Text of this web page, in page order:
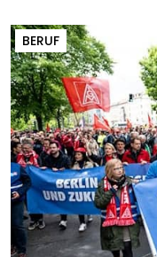
BERUF